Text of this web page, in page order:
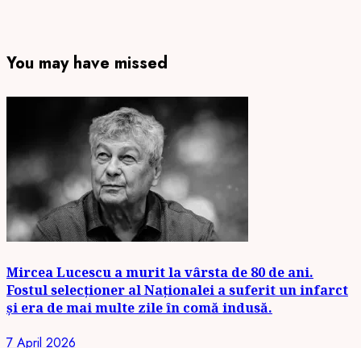
You may have missed
Mircea Lucescu a murit la vârsta de 80 de ani.
Fostul selecționer al Naționalei a suferit un infarct
și era de mai multe zile în comă indusă.
7 April 2026